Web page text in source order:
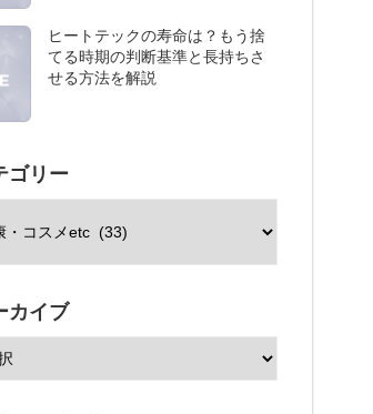
ヒートテックの寿命は？もう捨
てる時期の判断基準と長持ちさ
せる方法を解説
ゴリー
カイブ